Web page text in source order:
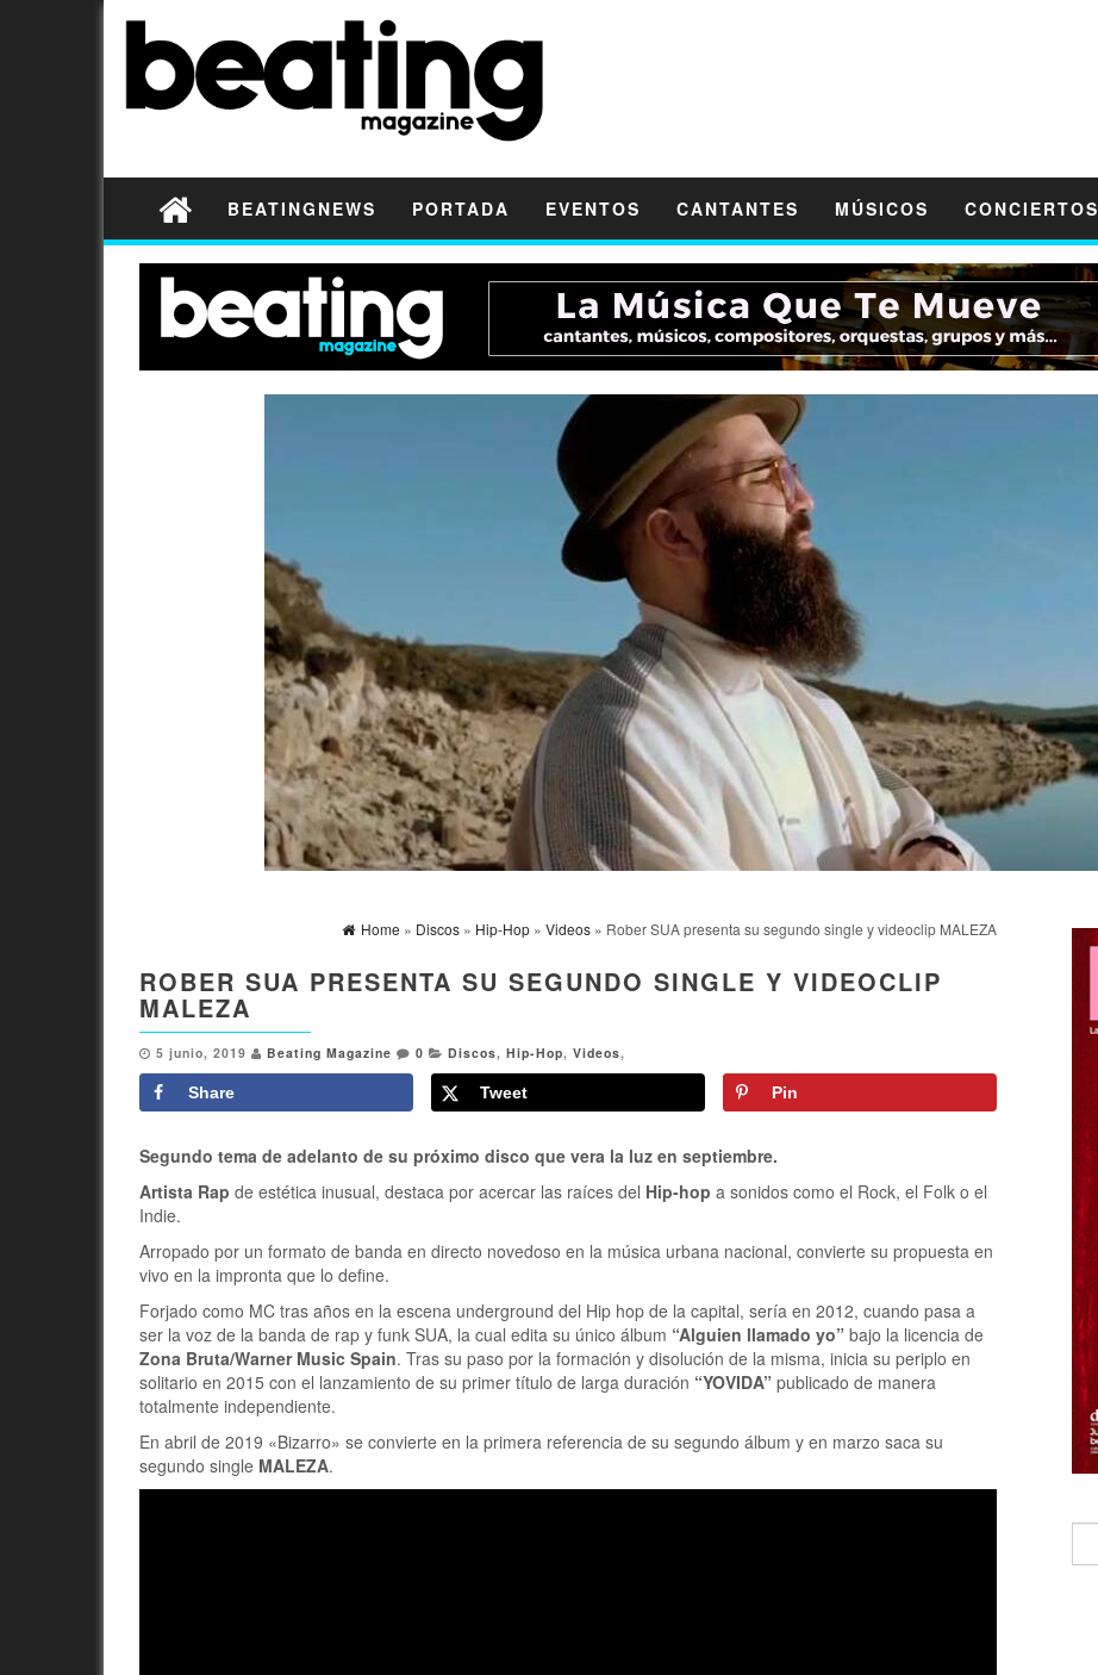
BEATINGNEWS PORTADA EVENTOS CANTANTES MÚSICOS CONCIERTOS
Home » Discos » Hip-Hop » Videos » Rober SUA presenta su segundo single y videoclip MALEZA
ROBER SUA PRESENTA SU SEGUNDO SINGLE Y VIDEOCLIP
MALEZA
5 junio, 2019 Beating Magazine 0 Discos, Hip-Hop, Videos,
Share Tweet Pin
Segundo tema de adelanto de su próximo disco que vera la luz en septiembre.
Artista Rap de estética inusual, destaca por acercar las raíces del Hip-hop a sonidos como el Rock, el Folk o el
Indie.
Arropado por un formato de banda en directo novedoso en la música urbana nacional, convierte su propuesta en
vivo en la impronta que lo define.
Forjado como MC tras años en la escena underground del Hip hop de la capital, sería en 2012, cuando pasa a
ser la voz de la banda de rap y funk SUA, la cual edita su único álbum “Alguien llamado yo” bajo la licencia de
Zona Bruta/Warner Music Spain. Tras su paso por la formación y disolución de la misma, inicia su periplo en
solitario en 2015 con el lanzamiento de su primer título de larga duración “YOVIDA” publicado de manera
totalmente independiente.
En abril de 2019 «Bizarro» se convierte en la primera referencia de su segundo álbum y en marzo saca su
segundo single MALEZA.